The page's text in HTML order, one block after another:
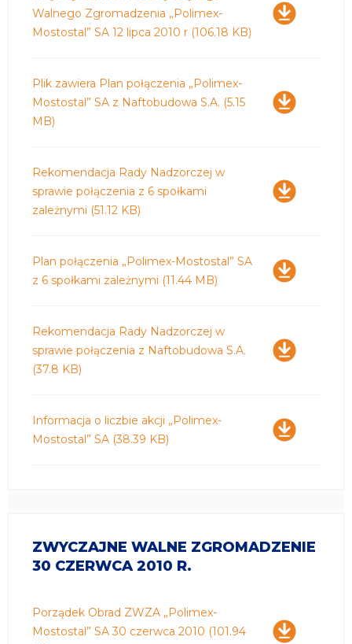
Walnego Zgromadzenia „Polimex-
Mostostal” SA 12 lipca 2010 r (106.18 KB)
Pobierz
Plik zawiera Plan połączenia „Polimex-
Mostostal” SA z Naftobudowa S.A. (5.15
MB)
Pobierz
Rekomendacja Rady Nadzorczej w
sprawie połączenia z 6 społkami
zależnymi (51.12 KB)
Pobierz
Plan połączenia „Polimex-Mostostal” SA
z 6 społkami zależnymi (11.44 MB)
Pobierz
Rekomendacja Rady Nadzorczej w
sprawie połączenia z Naftobudowa S.A.
(37.8 KB)
Pobierz
Informacja o liczbie akcji „Polimex-
Mostostal” SA (38.39 KB)
ZWYCZAJNE WALNE ZGROMADZENIE
30 CZERWCA 2010 R.
Pobierz
Porządek Obrad ZWZA „Polimex-
Mostostal” SA 30 czerwca 2010 (101.94